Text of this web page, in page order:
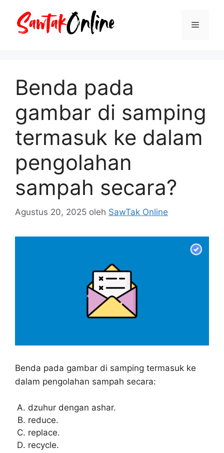
Menu
Benda pada
gambar di samping
termasuk ke dalam
pengolahan
sampah secara?
Agustus 20, 2025 oleh SawTak Online
Benda pada gambar di samping termasuk ke
dalam pengolahan sampah secara:
dzuhur dengan ashar.
reduce.
replace.
recycle.